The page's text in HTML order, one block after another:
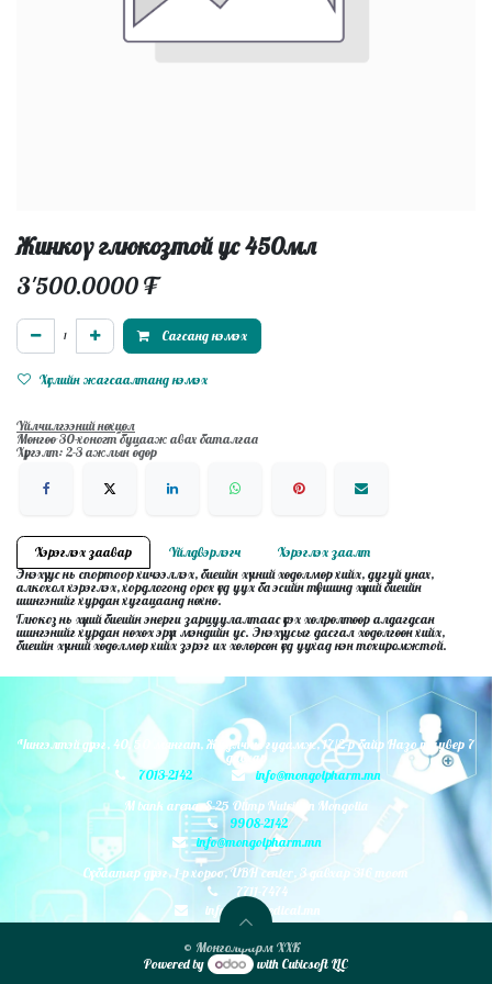
Жинкоү глюкозтой ус 450мл
3'500.0000₮
Сагсанд нэмэх
Хүслийн жагсаалтанд нэмэх
Үйлчилгээний нөхцөл
Мөнгөө 30-хоногт буцааж авах баталгаа
Хүргэлт: 2-3 ажлын өдөр
Хэрэглэх заавар Үйлдвэрлэгч
Хэрэглэх заалт
Энэхүү ус нь спортоор хичээллэх, биеийн хүчний хөдөлмөр хийх, дугуй унах,
алкохол хэрэглэх, хордлогонд орох үед уух ба эсийн түвшинд хүний биеийн
шингэнийг хурдан хугацаанд нөхнө.
Глюкоз нь хүний биеийн энерги зарцуулалтаас үүсэх хөлрөлтөөр алдагдсан
шингэнийг хурдан нөхөх эрүүл мэндийн ус. Энэхүү усыг дасгал хөдөлгөөн хийх,
биеийн хүчний хөдөлмөр хийх зэрэг их хөлөрсөн үед уухад нэн тохиромжтой.
Чингэлтэй дүүрэг, 40, 50 мянгат, Жуулчны гудамж, 17/2-р байр Назо таувер 7
давхар
7013-2142
info@mongolpharm.mn
M bank arena, S-25 Olimp Nutrition Mongolia
9908-2142
info@mongolpharm.mn
Сүхбаатар дүүрэг, 1-р хороо, UBH center, 3 давхар 316 тоот
7711-7474
info@monmedical.mn
© Монголфарм ХХК
Powered by
with Cubicsoft LLC